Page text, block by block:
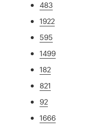
483
1922
595
1499
182
821
92
1666